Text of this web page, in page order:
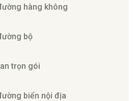
hàng không
bộ
trọn gói
biển nội địa